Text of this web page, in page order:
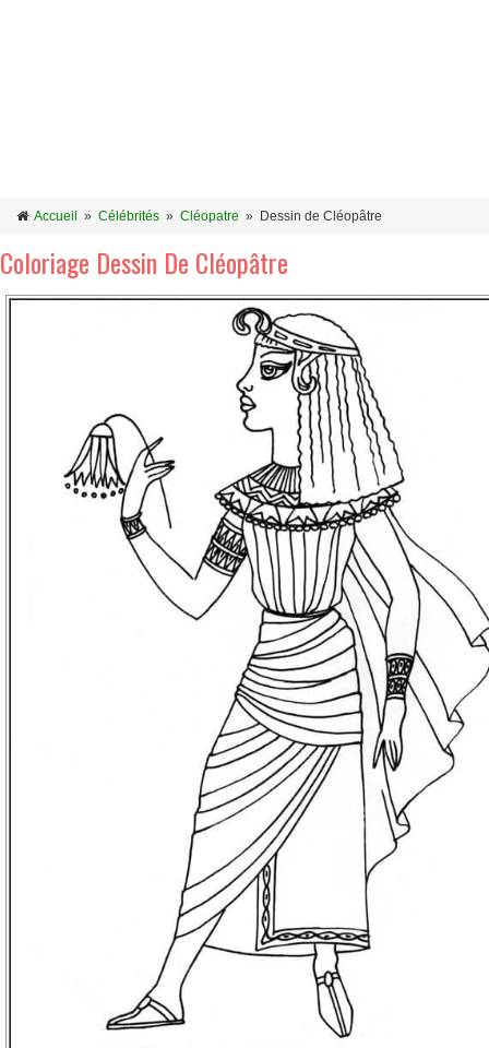
Accueil » Célébrités » Cléopatre » Dessin de Cléopâtre
Coloriage Dessin De Cléopâtre